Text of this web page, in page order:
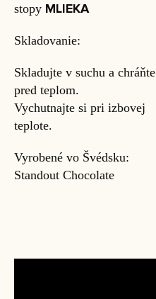
stopy MLIEKA
Skladovanie:
Skladujte v suchu a chráňte
pred teplom.
Vychutnajte si pri izbovej
teplote.
Vyrobené vo Švédsku:
Standout Chocolate